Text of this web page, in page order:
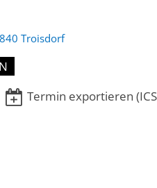
Troisdorf
Termin exportieren